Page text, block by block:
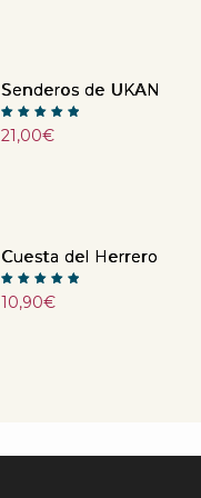
Senderos de UKAN
Note
5.00
21,00€
Cuesta del Herrero
Note
5.00
10,90€